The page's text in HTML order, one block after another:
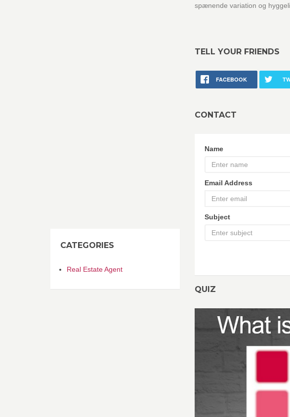
spænende variation og
TELL YOUR FRIENDS
FACEBOOK
CONTACT
Name
Email Address
Subject
QUIZ
CATEGORIES
Real Estate Agent